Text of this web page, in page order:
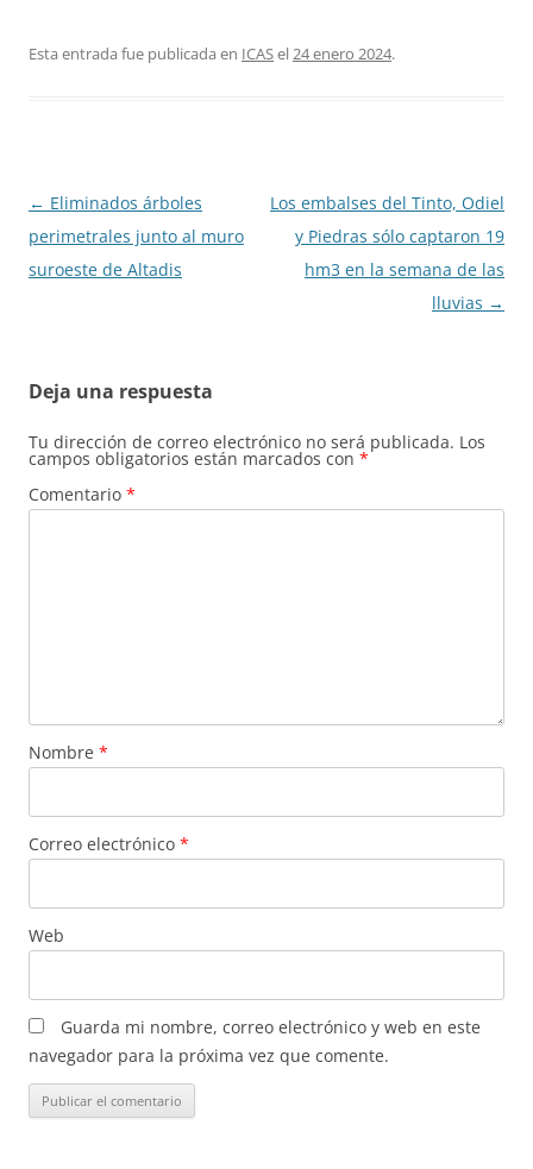
Esta entrada fue publicada en ICASel24 enero 2024.
Navegación
de
entradas
← Eliminados árboles
perimetrales junto al muro
suroeste de Altadis
Los embalses del Tinto, Odiel
y Piedras sólo captaron 19
hm3 en la semana de las
lluvias →
Deja una respuesta
Tu dirección de correo electrónico no será publicada. Los
campos obligatorios están marcados con *
Comentario *
Nombre *
Correo electrónico *
Web
Guarda mi nombre, correo electrónico y web en este
navegador para la próxima vez que comente.